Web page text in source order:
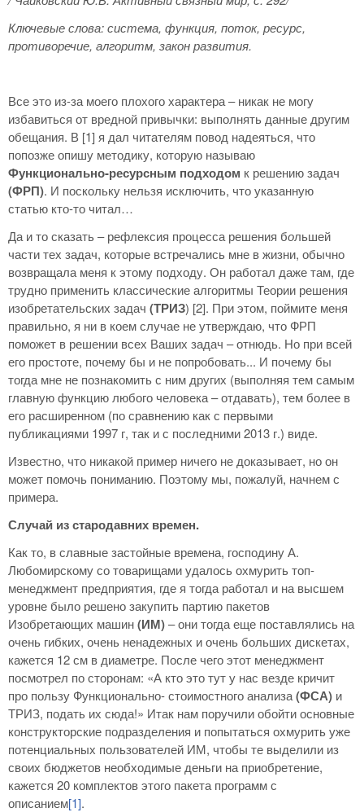
Ключевые слова: система, функция, поток, ресурс,
противоречие, алгоритм, закон развития.
Все это из-за моего плохого характера – никак не могу
избавиться от вредной привычки: выполнять данные другим
обещания. В [1] я дал читателям повод надеяться, что
попозже опишу методику, которую называю
Функционально-ресурсным подходом к решению задач
(ФРП). И поскольку нельзя исключить, что указанную
статью кто-то читал…
Да и то сказать – рефлексия процесса решения большей
части тех задач, которые встречались мне в жизни, обычно
возвращала меня к этому подходу. Он работал даже там, где
трудно применить классические алгоритмы Теории решения
изобретательских задач (ТРИЗ) [2]. При этом, поймите меня
правильно, я ни в коем случае не утверждаю, что ФРП
поможет в решении всех Ваших задач – отнюдь. Но при всей
его простоте, почему бы и не попробовать... И почему бы
тогда мне не познакомить с ним других (выполняя тем самым
главную функцию любого человека – отдавать), тем более в
его расширенном (по сравнению как с первыми
публикациями 1997 г, так и с последними 2013 г.) виде.
Известно, что никакой пример ничего не доказывает, но он
может помочь пониманию. Поэтому мы, пожалуй, начнем с
примера.
Случай из стародавних времен.
Как то, в славные застойные времена, господину А.
Любомирскому со товарищами удалось охмурить топ-
менеджмент предприятия, где я тогда работал и на высшем
уровне было решено закупить партию пакетов
Изобретающих машин(ИМ)– они тогда еще поставлялись на
очень гибких, очень ненадежных и очень больших дискетах,
кажется 12 см в диаметре. После чего этот менеджмент
посмотрел по сторонам: «А кто это тут у нас везде кричит
про пользу Функционально- стоимостного анализа(ФСА) и
ТРИЗ, подать их сюда!» Итак нам поручили обойти основные
конструкторские подразделения и попытаться охмурить уже
потенциальных пользователей ИМ, чтобы те выделили из
своих бюджетов необходимые деньги на приобретение,
кажется 20 комплектов этого пакета программ с
описанием[1].